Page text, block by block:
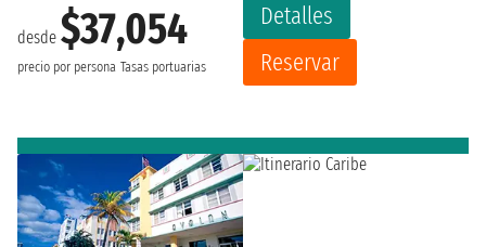
desde $37,054
precio por persona Tasas portuarias
Detalles
Reservar